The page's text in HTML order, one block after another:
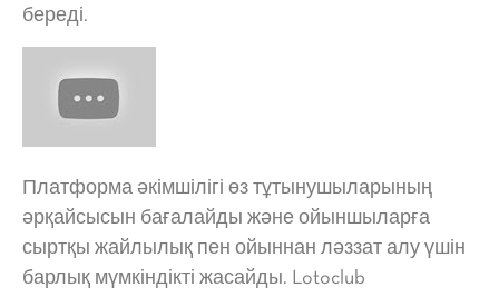
береді.
Платформа әкімшілігі өз тұтынушыларының
әрқайсысын бағалайды және ойыншыларға
сыртқы жайлылық пен ойыннан ләззат алу үшін
барлық мүмкіндікті жасайды. Lotoclub